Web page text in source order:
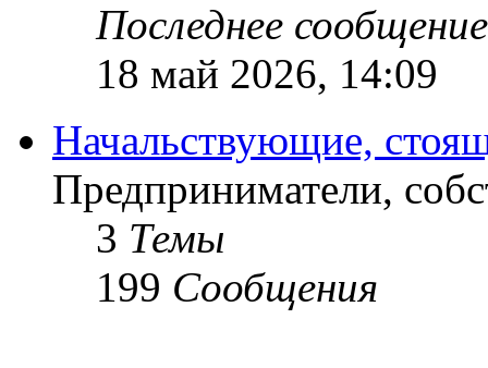
Последнее сообщение
18 май 2026, 14:09
Начальствующие,
Предприниматели,
3 Темы
199 Сообщения